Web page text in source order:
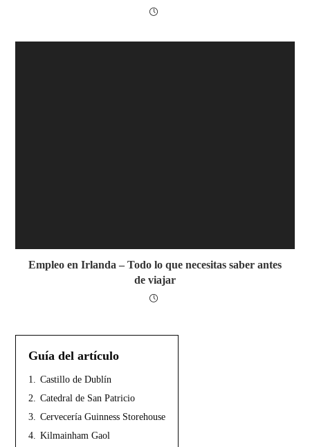
Empleo en Irlanda – Todo lo que necesitas saber antes
de viajar
Guía del artículo
1.
Castillo de Dublín
2.
Catedral de San Patricio
3.
Cervecería Guinness Storehouse
4.
Kilmainham Gaol